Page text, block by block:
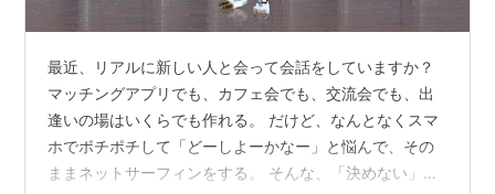
最近、リアルに新しい人と会って会話をしていますか？
マッチングアプリでも、カフェ会でも、交流会でも、出
逢いの場はいくらでも作れる。 だけど、なんとなくスマ
ホでポチポチして「どーしよーかなー」と悩んで、その
ままネットサーフィンをする。 そんな、「決めない」生